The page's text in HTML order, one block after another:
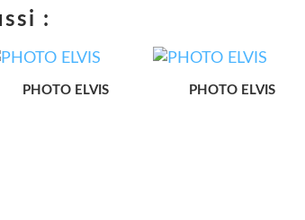
:
PHOTO ELVIS PHOTO ELVIS